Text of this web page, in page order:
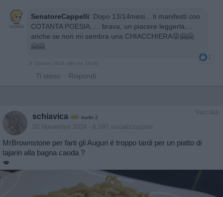
SenatoreCappelli: Dopo 13/14mesi....ti manifesti con
COTANTA POESIA..... brava, un piacere leggerla....
anche se non mi sembra una CHIACCHIERA😜🤗🤗
🤗🤗
1
9 Ottobre 2024 alle ore 14:48
· Ti stimo · Rispondi
Vaccata
schiavica livello 2
20 Novembre 2024 - 6.597 visualizzazioni
MrBrownstone per farti gli Auguri é troppo tardi per un piatto di
tajarin alla bagna caoda ?
💋